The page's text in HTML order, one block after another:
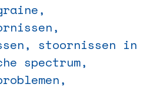
stoornissen in
spectrum,